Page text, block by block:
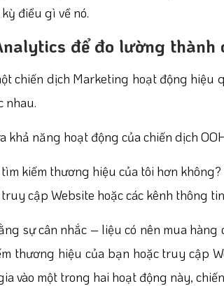
điều gì về nó.
để đo lường thành
chiến dịch Marketing hoạt động
nhau.
khả năng hoạt động của chiến dịch
kiếm thương hiệu của tôi hơn không?
cập Website hoặc các kênh thông
sự cân nhắc – liệu có nên mua
thương hiệu của bạn hoặc truy cập
vào một trong hai hoạt động này,